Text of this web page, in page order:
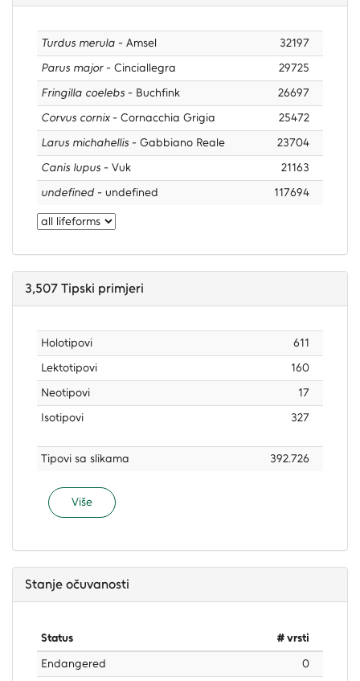
Turdus merula - Amsel
32197
Parus major- Cinciallegra
29725
Fringilla coelebs - Buchfink
26697
Corvus cornix- Cornacchia Grigia
25472
Larus michahellis - Gabbiano Reale
23704
Canis lupus - Vuk
21163
undefined - undefined 117694
3,507 Tipski primjeri
Holotipovi
611
Lektotipovi
160
Neotipovi
17
Isotipovi
327
Tipovi sa slikama 392.726
Više
Stanje očuvanosti
Status
# vrsti
Endangered
0